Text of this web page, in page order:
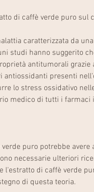
di caffè verde puro sul
caratterizzata da
studi hanno suggerito
antitumorali
antiossidanti presenti
lo stress ossidativo
medico di tutti i farmaci
puro potrebbe
necessarie ulteriori
l'estratto di caffè verde
di questa teoria.